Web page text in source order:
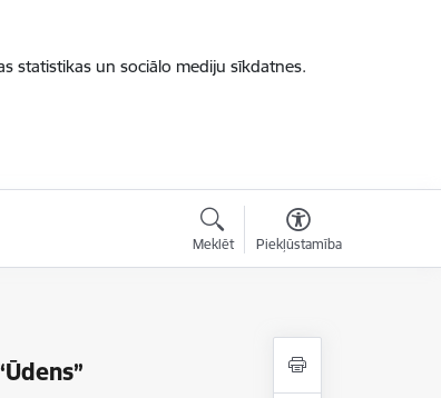
statistikas un sociālo mediju sīkdatnes.
Meklēt Piekļūstamība